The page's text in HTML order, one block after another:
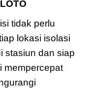
tidak perlu
lokasi isolasi
stasiun dan siap
mempercepat